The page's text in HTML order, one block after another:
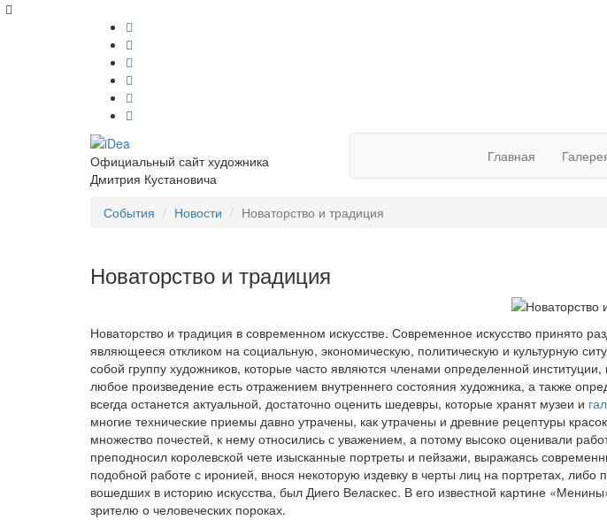
Официальный сайт художника
Дмитрия Кустановича
Главная
События Новости Новаторство и традиция
Новаторство и традиция
Новаторство и традиция в современном искусстве. Современное искусство принято
являющееся откликом на социальную, экономическую, политическую и культурную
собой группу художников, которые часто являются членами определенной
любое произведение есть отражением внутреннего состояния художника, а также
всегда останется актуальной, достаточно оценить шедевры, которые хранят музеи и
многие технические приемы давно утрачены, как утрачены и древние рецептуры
множество почестей, к нему относились с уважением, а потому высоко оценивали
преподносил королевской чете изысканные портреты и пейзажи, выражаясь
подобной работе с иронией, внося некоторую издевку в черты лиц на портретах,
вошедших в историю искусства, был Диего Веласкес. В его известной картине
зрителю о человеческих пороках.